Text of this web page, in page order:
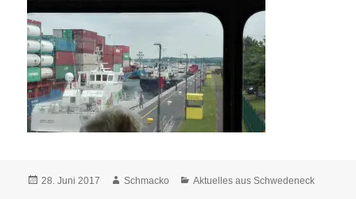
Veröffentlicht
28. Juni 2017 Autor
Schmacko Kategorien
Aktuelles aus Schwedeneck